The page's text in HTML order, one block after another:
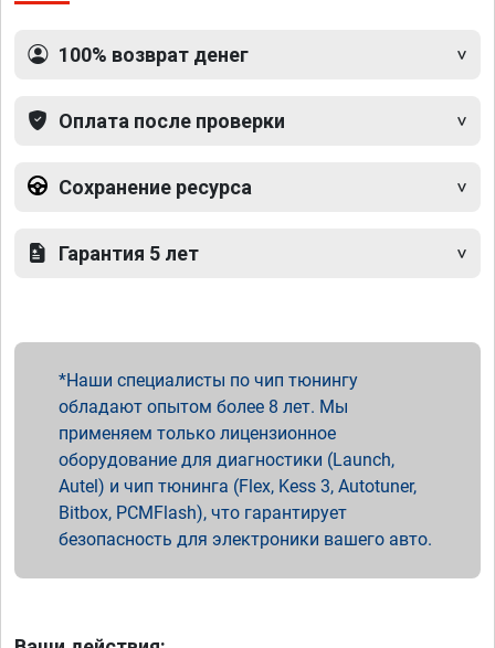
100% возврат денег
Оплата после проверки
Сохранение ресурса
Гарантия 5 лет
Наши специалисты по чип тюнингу
обладают опытом более 8 лет. Мы
применяем только лицензионное
оборудование для диагностики (Launch,
Autel) и чип тюнинга (Flex, Kess 3, Autotuner,
Bitbox, PCMFlash), что гарантирует
безопасность для электроники вашего авто.